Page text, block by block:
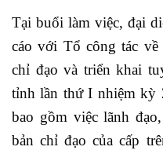
Tại buổi làm việc, đại
cáo với Tổ công tác
chỉ đạo và triển khai
tỉnh lần thứ I nhiệm kỳ
bao gồm việc lãnh
bản chỉ đạo của cấp